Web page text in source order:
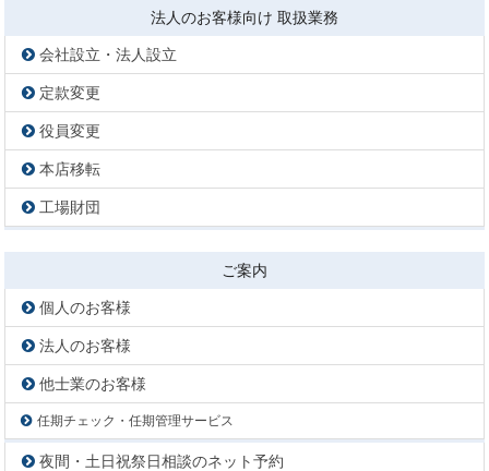
法人のお客様向け 取扱業務
会社設立・法人設立
定款変更
役員変更
本店移転
工場財団
ご案内
個人のお客様
法人のお客様
他士業のお客様
任期チェック・任期管理サービス
夜間・土日祝祭日相談のネット予約